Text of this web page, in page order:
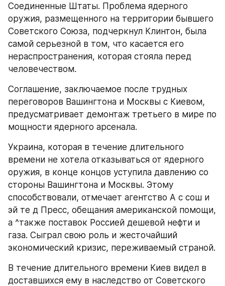
Соединенные Штаты. Проблема ядерного
оружия, размещенного на территории бывшего
Советского Союза, подчеркнул Клинтон, была
самой серьезной в том, что касается его
нераспространения, которая стояла перед
человечеством.
Соглашение, заключаемое после трудных
переговоров Вашингтона и Москвы с Киевом,
предусматривает демонтаж третьего в мире по
мощности ядерного арсенала.
Украина, которая в течение длительного
времени не хотела отказываться от ядерного
оружия, в конце концов уступила давлению со
стороны Вашингтона и Москвы. Этому
способствовали, отмечает агентство А с сош и
эй те д Пресс, обещания американской помощи,
а ^также поставок Россией дешевой нефти и
газа. Сыграл свою роль и жесточайший
экономический кризис, переживаемый страной.
В течение длительного времени Киев видел в
доставшихся ему в наследство от Советского